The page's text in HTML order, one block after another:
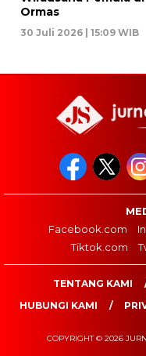
Ormas
30 Juli 2026 | 15:09 WIB
Facebook.com
Tiktok.com
TENTANG KAMI
HUBUNGI KAMI
COPYRIGHT © 2026